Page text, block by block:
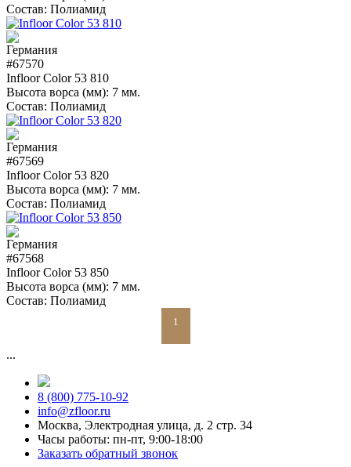
Состав: Полиамид
#67570
Infloor Color 53 810
Высота ворса (мм): 7 мм.
Состав: Полиамид
#67569
Infloor Color 53 820
Высота ворса (мм): 7 мм.
Состав: Полиамид
#67568
Infloor Color 53 850
Высота ворса (мм): 7 мм.
Состав: Полиамид
1
...
8 (800) 775-10-92
info@zfloor.ru
Москва, Электродная улица, д. 2 стр. 34
Часы работы: пн-пт, 9:00-18:00
Заказать обратный звонок